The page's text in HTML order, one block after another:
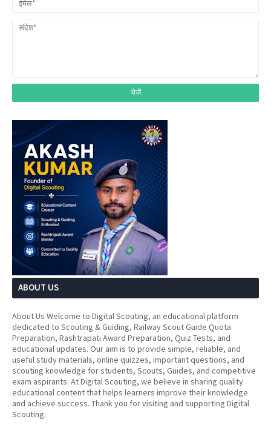
ABOUT US
About Us Welcome to Digital Scouting, an educational platform
dedicated to Scouting & Guiding, Railway Scout Guide Quota
Preparation, Rashtrapati Award Preparation, Quiz Tests, and
educational updates. Our aim is to provide simple, reliable, and
useful study materials, online quizzes, important questions, and
scouting knowledge for students, Scouts, Guides, and competitive
exam aspirants. At Digital Scouting, we believe in sharing quality
educational content that helps learners improve their knowledge
and achieve success. Thank you for visiting and supporting Digital
Scouting.